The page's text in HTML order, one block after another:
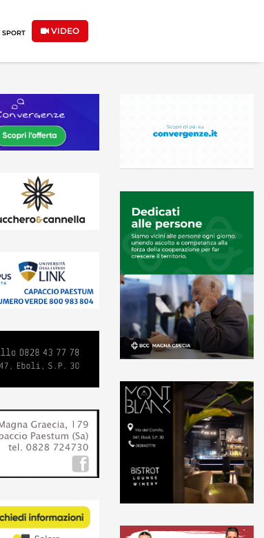
SPORT VIDEO